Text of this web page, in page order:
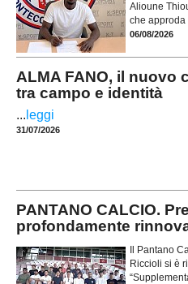
Alioune
che
06/08/2026
ALMA FANO, il nuovo
tra campo e identità
... leggi
31/07/2026
PANTANO CALCIO.
profondamente
Il Pantano
Riccioli si è